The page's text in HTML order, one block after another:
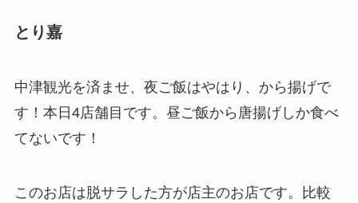
とり嘉
中津観光を済ませ、夜ご飯はやはり、から揚げで
す！本日4店舗目です。昼ご飯から唐揚げしか食べ
てないです！
このお店は脱サラした方が店主のお店です。比較